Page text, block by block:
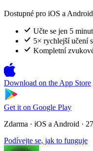
Dostupné pro iOS a
Učte se jen 5
5× rychlejší učení
Kompletní
Download on the App Store
Get it on Google Play
Zdarma · iOS a Android ·
Podívejte se, jak to funguje